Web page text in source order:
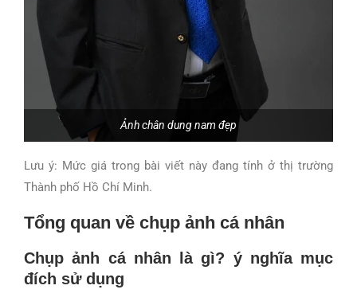
Ảnh chân dung nam đẹp
Lưu ý: Mức giá trong bài viết này đang tính ở thị trường
Thành phố Hồ Chí Minh.
Tổng quan về chụp ảnh cá nhân
Chụp ảnh cá nhân là gì? ý nghĩa mục
đích sử dụng